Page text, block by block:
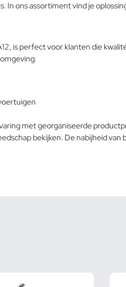
In ons assortiment vind je
is perfect voor klanten die
met georganiseerde
bekijken. De nabijheid